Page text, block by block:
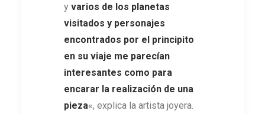
y varios de los planetas
visitados y personajes
encontrados por el principito
en su viaje me parecían
interesantes como para
encarar la realización de una
pieza«, explica la artista joyera.